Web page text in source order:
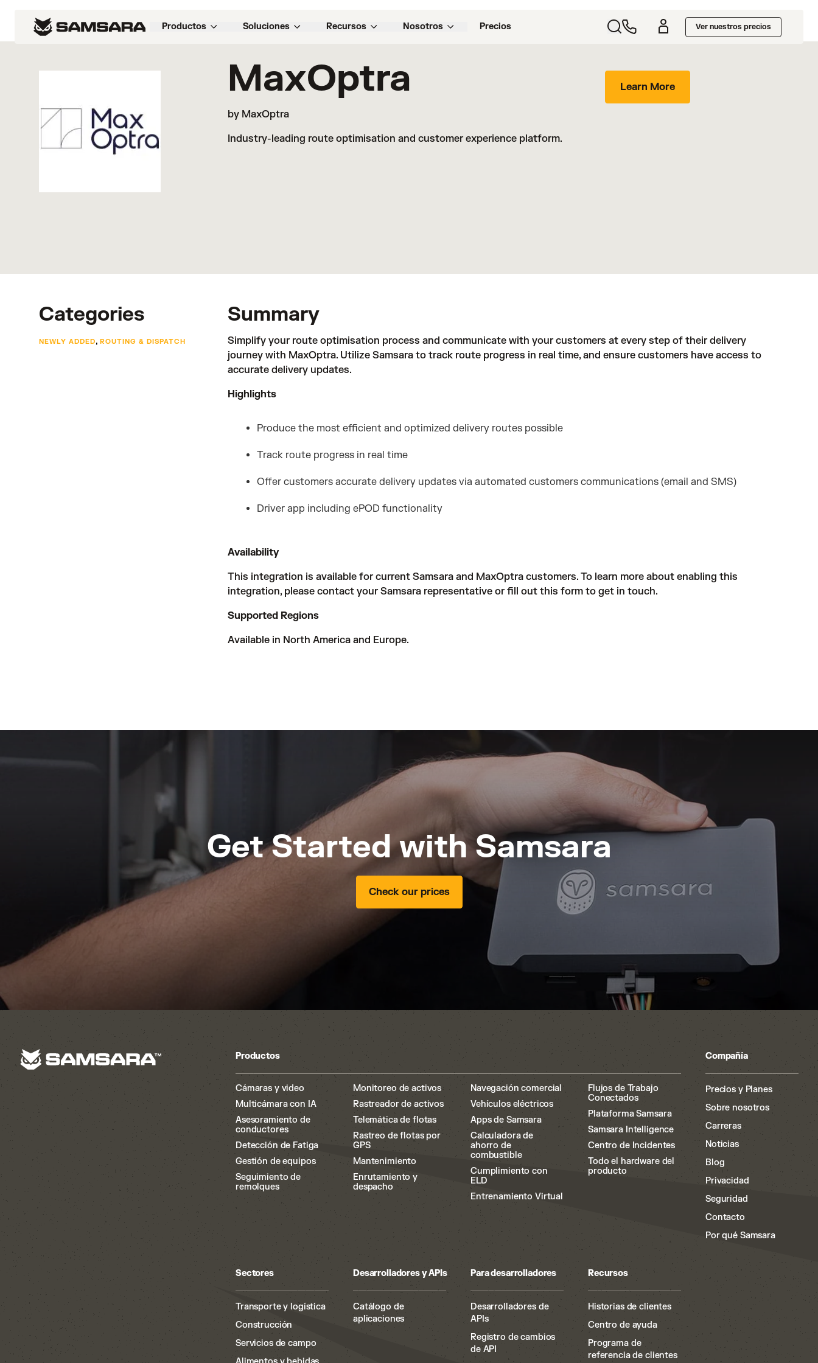
Productos Soluciones Recursos Nosotros Precios Ver nuestros precios
Marketplace > MaxOptra
MaxOptra
by MaxOptra
Industry-leading route optimisation and customer experience platform.
Learn More
Categories
NEWLY ADDED, ROUTING & DISPATCH
Summary
Simplify your route optimisation process and communicate with your customers at every step of their delivery
journey with MaxOptra. Utilize Samsara to track route progress in real time, and ensure customers have access to
accurate delivery updates.
Highlights
Produce the most efficient and optimized delivery routes possible
Track route progress in real time
Offer customers accurate delivery updates via automated customers communications (email and SMS)
Driver app including ePOD functionality
Availability
This integration is available for current Samsara and MaxOptra customers. To learn more about enabling this
integration, please contact your Samsara representative or fill out this form to get in touch.
Supported Regions
Available in North America and Europe.
Get Started with Samsara
Check our prices
Productos
Cámaras y video
Multicámara con IA
Asesoramiento de
conductores
Detección de Fatiga
Gestión de equipos
Seguimiento de
remolques
Monitoreo de activos
Rastreador de activos
Telemática de flotas
Rastreo de flotas por
GPS
Mantenimiento
Enrutamiento y
despacho
Navegación comercial
Vehículos eléctricos
Apps de Samsara
Calculadora de
ahorro de
combustible
Cumplimiento con
ELD
Entrenamiento Virtual
Flujos de Trabajo
Conectados
Plataforma Samsara
Samsara Intelligence
Centro de Incidentes
Todo el hardware del
producto
Compañía
Precios y Planes
Sobre nosotros
Carreras
Noticias
Blog
Privacidad
Seguridad
Contacto
Por qué Samsara
Sectores
Transporte y logística
Construcción
Servicios de campo
Desarrolladores y APIs
Catálogo de
aplicaciones
Para desarrolladores
Desarrolladores de
APIs
Registro de cambios
de API
Recursos
Historias de clientes
Centro de ayuda
Programa de
referencia de clientes